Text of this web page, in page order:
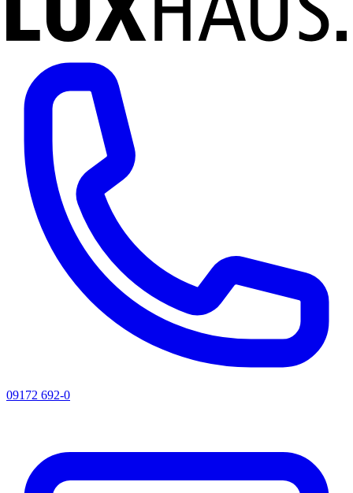
09172 692-0